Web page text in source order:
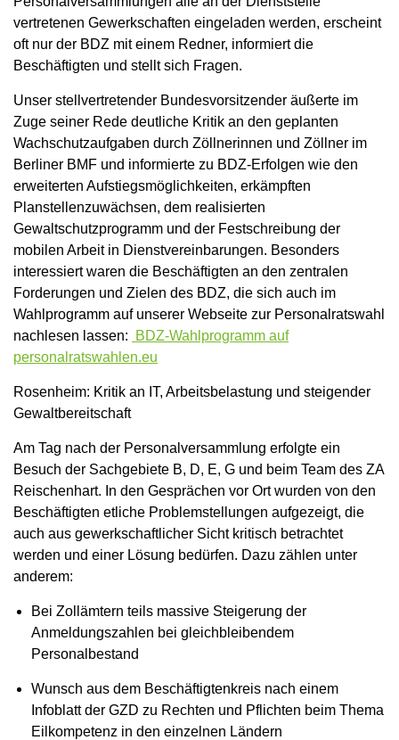
vertretenen Gewerkschaften eingeladen werden, erscheint
oft nur der BDZ mit einem Redner, informiert die
Beschäftigten und stellt sich Fragen.
Unser stellvertretender Bundesvorsitzender äußerte im
Zuge seiner Rede deutliche Kritik an den geplanten
Wachschutzaufgaben durch Zöllnerinnen und Zöllner im
Berliner BMF und informierte zu BDZ-Erfolgen wie den
erweiterten Aufstiegsmöglichkeiten, erkämpften
Planstellenzuwächsen, dem realisierten
Gewaltschutzprogramm und der Festschreibung der
mobilen Arbeit in Dienstvereinbarungen. Besonders
interessiert waren die Beschäftigten an den zentralen
Forderungen und Zielen des BDZ, die sich auch im
Wahlprogramm auf unserer Webseite zur Personalratswahl
nachlesen lassen:
BDZ-Wahlprogramm auf
personalratswahlen.eu
Rosenheim: Kritik an IT, Arbeitsbelastung und steigender
Gewaltbereitschaft
Am Tag nach der Personalversammlung erfolgte ein
Besuch der Sachgebiete B, D, E, G und beim Team des ZA
Reischenhart. In den Gesprächen vor Ort wurden von den
Beschäftigten etliche Problemstellungen aufgezeigt, die
auch aus gewerkschaftlicher Sicht kritisch betrachtet
werden und einer Lösung bedürfen. Dazu zählen unter
anderem:
Bei Zollämtern teils massive Steigerung der
Anmeldungszahlen bei gleichbleibendem
Personalbestand
Wunsch aus dem Beschäftigtenkreis nach einem
Infoblatt der GZD zu Rechten und Pflichten beim Thema
Eilkompetenz in den einzelnen Ländern